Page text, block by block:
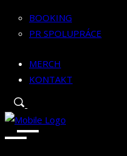
BOOKING
PR SPOLUPRÁCE
MERCH
KONTAKT